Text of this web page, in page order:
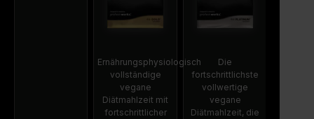
Ernährungsphysiologisch
vollständige
vegane
Diätmahlzeit mit
fortschrittlicher
Die
fortschrittlichste
vollwertige
vegane
Diätmahlzeit, die